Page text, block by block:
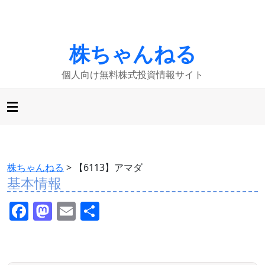
株ちゃんねる
個人向け無料株式投資情報サイト
株ちゃんねる > 【6113】アマダ
基本情報
F M E